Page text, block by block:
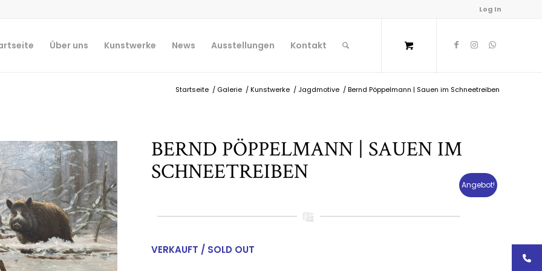
Log In
Über uns Kunstwerke News Ausstellungen Kontakt
Startseite / Galerie /Kunstwerke / Jagdmotive /Bernd Pöppelmann | Sauen im Schneetreiben
Angebot!
BERND PÖPPELMANN | SAUEN IM
SCHNEETREIBEN
VERKAUFT / SOLD OUT